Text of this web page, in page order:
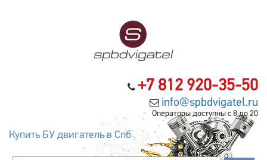
+7 812 920-35-50
info@spbdvigatel.ru
Операторы доступны с 8 до 20
Купить БУ двигатель в Спб